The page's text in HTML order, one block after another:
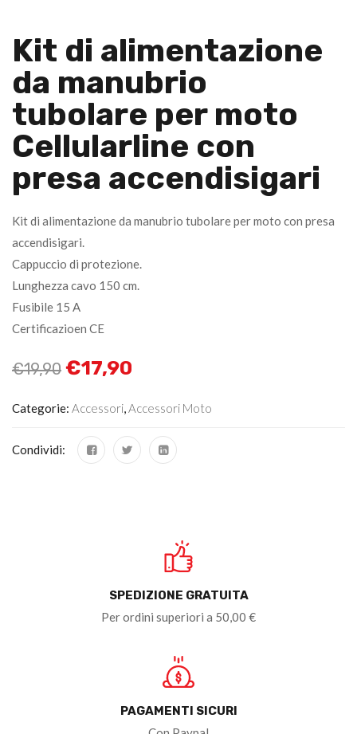
Kit di alimentazione
da manubrio
tubolare per moto
Cellularline con
presa accendisigari
Kit di alimentazione da manubrio tubolare per moto con presa
accendisigari.
Cappuccio di protezione.
Lunghezza cavo 150 cm.
Fusibile 15 A
Certificazioen CE
€19,90 €17,90
Categorie: Accessori,Accessori Moto
Condividi:
SPEDIZIONE GRATUITA
Per ordini superiori a 50,00 €
PAGAMENTI SICURI